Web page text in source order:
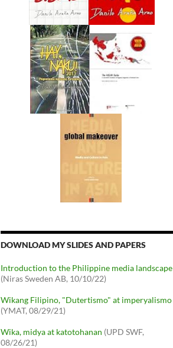
DOWNLOAD MY SLIDES AND PAPERS
Introduction to the Philippine media landscape
(Niras Sweden AB, 10/10/22)
Wikang Filipino, "Dutertismo" at imperyalismo
(YMAT, 08/29/21)
Wika, midya at katotohanan (UPD SWF,
08/26/21)